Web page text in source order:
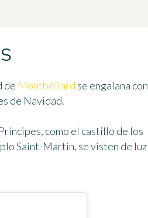
de Montbéliard se engalana con
de Navidad.
como el castillo de los
Saint-Martin, se visten de luz